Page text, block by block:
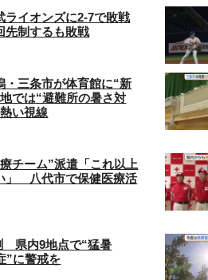
ライオンズに2-7で敗戦
先制するも敗戦
・三条市が体育館に“新
では“避難所の暑さ対
い視線
チーム”派遣「これ以上
」 八代市で保健医療活
県内9地点で“猛暑
”に警戒を